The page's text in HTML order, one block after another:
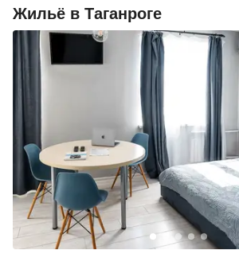
Жильё в Таганроге